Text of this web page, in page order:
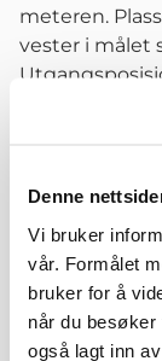
Denne
Vi bruker
vår. Formålet
bruker for å
når du
også lagt inn
meteren.
vester i målet
med den blå
den blå
ball skal de
som er
maks være ti